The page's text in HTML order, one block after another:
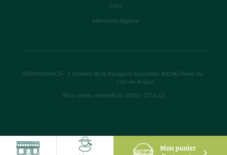
Mon panier
CGV
Mentions légales
GERMINANCE- 1 chemin de la Rougerie Soucelles 49140 Rives du
Loir en Anjou
Tous droits réservés © 2020 - 27.0.12